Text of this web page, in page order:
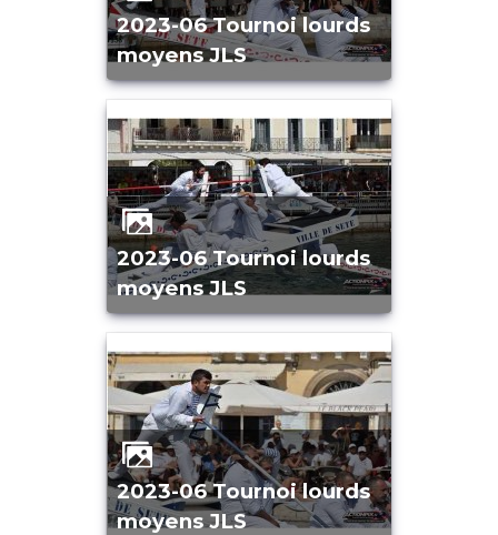
2023-06 Tournoi lourds
moyens JLS
2023-06 Tournoi lourds
moyens JLS
2023-06 Tournoi lourds
moyens JLS